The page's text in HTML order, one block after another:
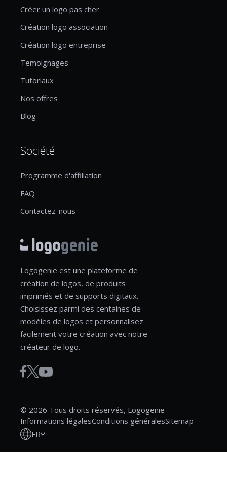
Créer un logo pas cher
Création logo association
Création logo entreprise
Temoignages
Tutoriaux
Nos offres
Blog
Société
Programme d'affiliation
FAQ
Contactez-nous
Logogenie est une plateforme de
création de logos, de produits
imprimés et de supports digitaux.
Choisissez parmi des centaines de
modèles de logos et personnalisez
facilement votre création avec notre
créateur de logo.
© 2026 Tous droits réservés, Logogenie
Informations légalesConditions généralesSitemap
FR